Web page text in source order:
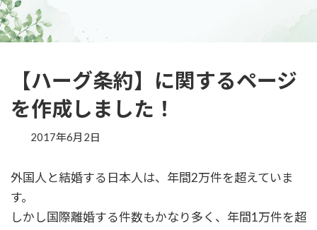
プ
動
【ハーグ条約】に関するページ
を作成しました！
2017年6月2日
外国人と結婚する日本人は、年間2万件を超えていま
す。
しかし国際離婚する件数もかなり多く、年間1万件を超